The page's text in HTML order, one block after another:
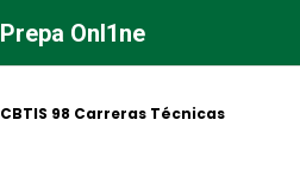
Prepa Onl1ne
CBTIS 98 Carreras Técnicas